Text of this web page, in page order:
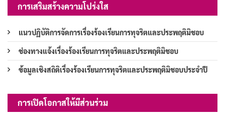
การเสริมสร้างความโปร่งใส
แนวปฏิบัติการจัดการเรื่องร้องเรียนการทุจริตและประพฤติมิชอบ
ช่องทางแจ้งเรื่องร้องเรียนการทุจริตและประพฤติมิชอบ
ข้อมูลเชิงสถิติเรื่องร้องเรียนการทุจริตและประพฤติมิชอบประจำปี
การเปิดโอกาสให้มีส่วนร่วม